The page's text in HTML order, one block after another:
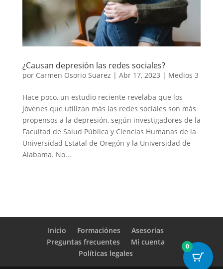
¿Causan depresión las redes sociales?
por Carmen Osorio Suarez | Abr 17, 2023 | Medios 3
Hace poco, un estudio reciente revelaba que los
jóvenes que utilizan más las redes sociales son más
propensos a la depresión, según investigadores de la
Facultad de Salud Pública y Ciencias Humanas de la
Universidad Estatal de Oregón y la Universidad de
Alabama. No...
Inicio Formaciónes
Asesorias
Preguntas frecuentes
Mi cuenta
Políticas legales
0